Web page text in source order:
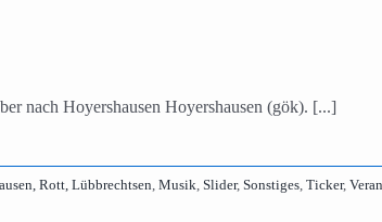
nach Hoyershausen Hoyershausen (gök). [...]
Rott, Lübbrechtsen, Musik, Slider, Sonstiges, Ticker,